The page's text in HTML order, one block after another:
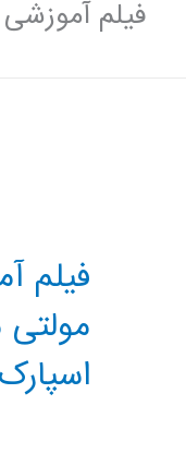
فیلم
فیلم
مولتی
اسپارک